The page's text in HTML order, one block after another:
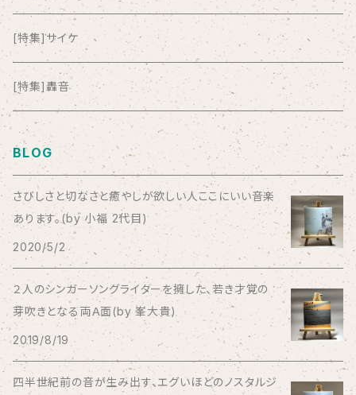
And Summer Club
anticlockwise
Aysula
Bad Operation
Bagus!
BBBBBBB
The BEG
The Beths
[特集]サイケ
[特集]轟音
BLOG
さびしさと切なさと癒やしが欲しい人ここにいい音楽
あります。(by 小福 2代目)
2020/5/2
２人のシンガーソングライターを擁した、若き才覚の
芽吹きとなる両Ａ面(by 峯大貴)
2019/8/19
四半世紀前の音が生み出す、エグいほどのノスタルジ